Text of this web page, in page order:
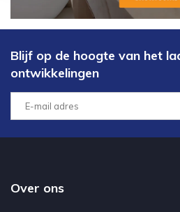
Blijf op de hoogte van het
ontwikkelingen
Over ons